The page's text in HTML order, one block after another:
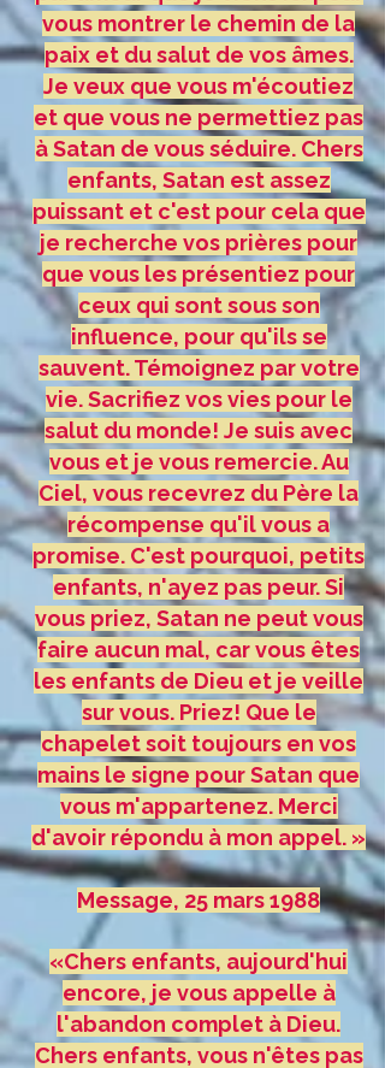
vous montrer le chemin de la
paix et du salut de vos âmes.
Je veux que vous m'écoutiez
et que vous ne permettiez pas
à Satan de vous séduire. Chers
enfants, Satan est assez
puissant et c'est pour cela que
je recherche vos prières pour
que vous les présentiez pour
ceux qui sont sous son
influence, pour qu'ils se
sauvent. Témoignez par votre
vie. Sacrifiez vos vies pour le
salut du monde! Je suis avec
vous et je vous remercie. Au
Ciel, vous recevrez du Père la
récompense qu'il vous a
promise. C'est pourquoi, petits
enfants, n'ayez pas peur. Si
vous priez, Satan ne peut vous
faire aucun mal, car vous êtes
les enfants de Dieu et je veille
sur vous. Priez! Que le
chapelet soit toujours en vos
mains le signe pour Satan que
vous m'appartenez. Merci
d'avoir répondu à mon appel. »
Message, 25 mars 1988
«Chers enfants, aujourd'hui
encore, je vous appelle à
l'abandon complet à Dieu.
Chers enfants, vous n'êtes pas